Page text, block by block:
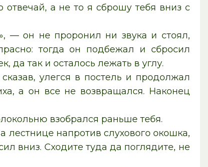
а не то я сброшу тебя вниз с
— он не проронил ни звука и стоял,
тогда он подбежал и сбросил
да так и осталось лежать в углу.
улегся в постель и продолжал
а он все не возвращался. Наконец
взобрался раньше тебя.
напротив слухового окошка,
вниз. Сходите туда да поглядите, не